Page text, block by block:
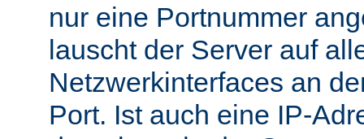
nur eine Portnummer
lauscht der Server auf
Netzwerkinterfaces an
Port. Ist auch eine IP-